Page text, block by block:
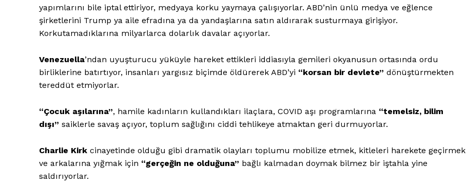
yapımlarını bile iptal ettiriyor, medyaya korku yaymaya çalışıyorlar. ABD’nin ünlü medya ve eğlence
şirketlerini Trump ya aile efradına ya da yandaşlarına satın aldırarak susturmaya girişiyor.
Korkutamadıklarına milyarlarca dolarlık davalar açıyorlar.
Venezuella’ndan uyuşturucu yüküyle hareket ettikleri iddiasıyla gemileri okyanusun ortasında ordu
birliklerine batırtıyor, insanları yargısız biçimde öldürerek ABD’yi “korsan bir devlete” dönüştürmekten
tereddüt etmiyorlar.
“Çocuk aşılarına”, hamile kadınların kullandıkları ilaçlara, COVID aşı programlarına “temelsiz, bilim
dışı” saiklerle savaş açıyor, toplum sağlığını ciddi tehlikeye atmaktan geri durmuyorlar.
Charlie Kirk cinayetinde olduğu gibi dramatik olayları toplumu mobilize etmek, kitleleri harekete geçirmek
ve arkalarına yığmak için “gerçeğin ne olduğuna” bağlı kalmadan doymak bilmez bir iştahla yine
saldırıyorlar.